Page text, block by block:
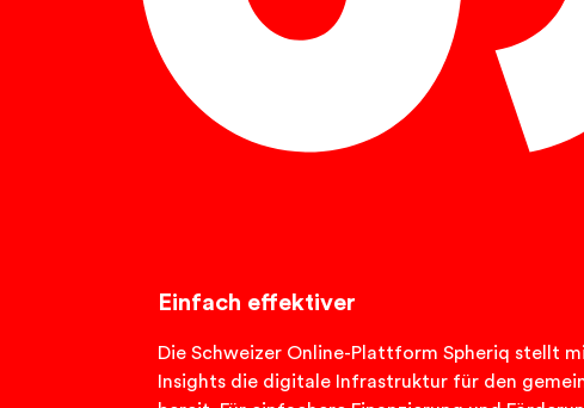
Einfach effektiver
Die Schweizer Online-Plattform Spheriq stellt
Insights die digitale Infrastruktur für den